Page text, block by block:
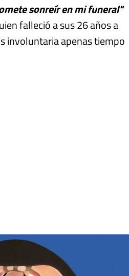
sonreír en mi funeral"
falleció a sus 26 años a
involuntaria apenas tiempo